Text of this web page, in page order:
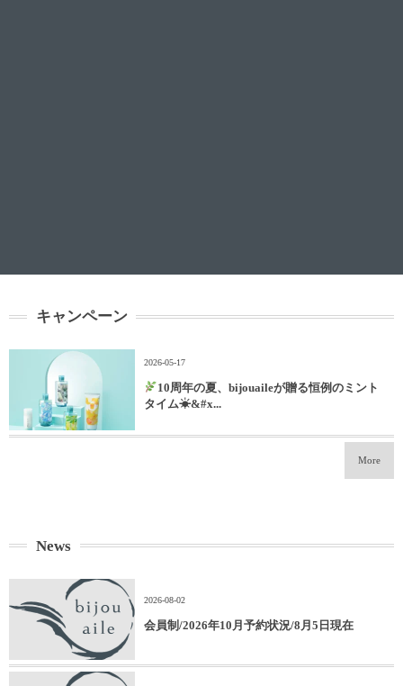
キャンペーン
2026-05-17
10周年の夏、bijouaileが贈る恒例のミント
タイム☀&#x...
More
News
2026-08-02
会員制/2026年10月予約状況/8月5日現在